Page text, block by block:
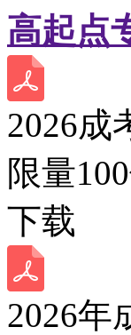
高起点
2026成
限量
下载
2026年